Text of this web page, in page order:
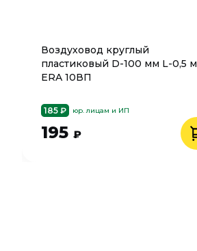
Воздуховод круглый
пластиковый D-100 мм L-0,5 м
ERA 10ВП
185 ₽ юр. лицам и ИП
195 ₽